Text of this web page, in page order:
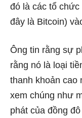
đó là các tổ
đây là Bitcoin)
Ông tin rằng sự
rằng nó là loại
thanh khoản cao
xem chúng như
phát của đồng